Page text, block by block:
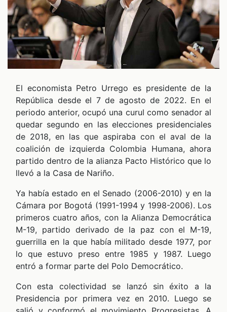
El economista Petro Urrego es presidente de la
República desde el 7 de agosto de 2022. En el
periodo anterior, ocupó una curul como senador al
quedar segundo en las elecciones presidenciales
de 2018, en las que aspiraba con el aval de la
coalición de izquierda Colombia Humana, ahora
partido dentro de la alianza Pacto Histórico que lo
llevó a la Casa de Nariño.
Ya había estado en el Senado (2006-2010) y en la
Cámara por Bogotá (1991-1994 y 1998-2006). Los
primeros cuatro años, con la Alianza Democrática
M-19, partido derivado de la paz con el M-19,
guerrilla en la que había militado desde 1977, por
lo que estuvo preso entre 1985 y 1987. Luego
entró a formar parte del Polo Democrático.
Con esta colectividad se lanzó sin éxito a la
Presidencia por primera vez en 2010. Luego se